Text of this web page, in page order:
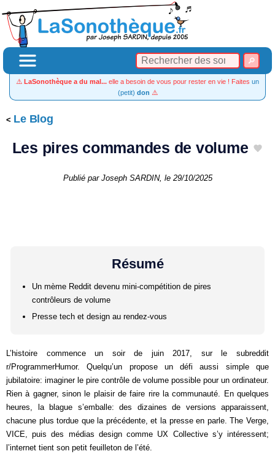
⚠️ LaSonothèque a du mal... elle a besoin de vous pour rester en vie ! Faites un
(petit) don ⚠️
Le Blog
Les pires commandes de volume
Publié par Joseph SARDIN, le 29/10/2025
Résumé
Un mème Reddit devenu mini-compétition de pires
contrôleurs de volume
Presse tech et design au rendez-vous
L’histoire commence un soir de juin 2017, sur le subreddit
r/ProgrammerHumor. Quelqu’un propose un défi aussi simple que
jubilatoire: imaginer le pire contrôle de volume possible pour un ordinateur.
Rien à gagner, sinon le plaisir de faire rire la communauté. En quelques
heures, la blague s’emballe: des dizaines de versions apparaissent,
chacune plus tordue que la précédente, et la presse en parle. The Verge,
VICE, puis des médias design comme UX Collective s’y intéressent;
l’internet tient son petit feuilleton de l’été.